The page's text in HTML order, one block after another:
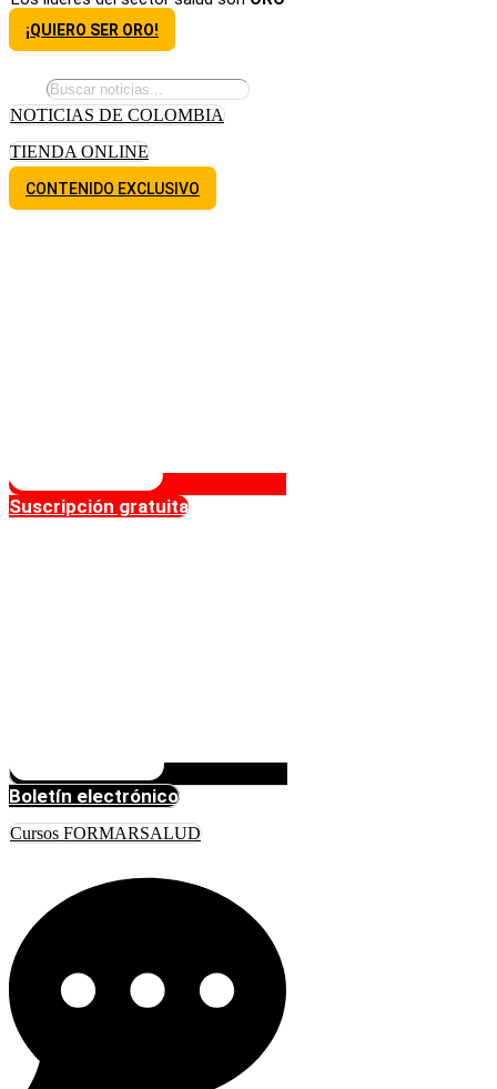
¡QUIERO SER ORO!
NOTICIAS DE COLOMBIA
TIENDA ONLINE
CONTENIDO EXCLUSIVO
Suscripción gratuita
Boletín electrónico
Cursos FORMARSALUD